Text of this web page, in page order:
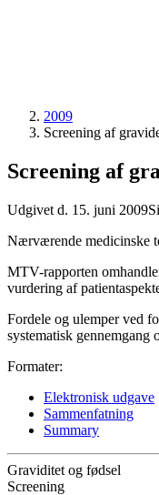
2009
Screening af
Screening af
Udgivet d. 15. juni 2009
Nærværende medicinske
MTV-rapporten
vurdering af
Fordele og ulemper ved
systematisk gennemgang
Formater:
Elektronisk udgave
Sammenfatning
Summary
Graviditet og fødsel
Screening